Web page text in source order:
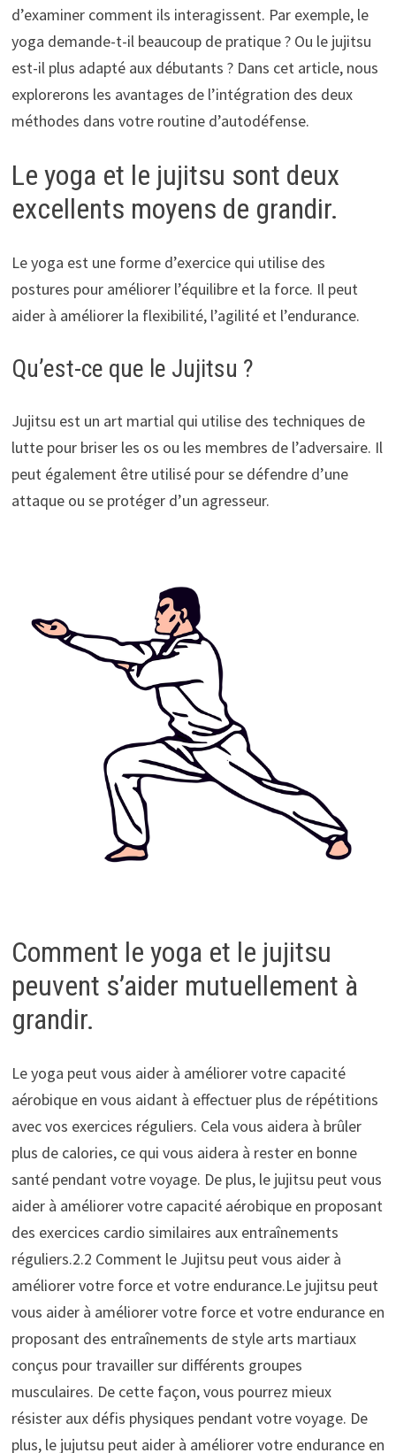
d’examiner comment ils interagissent. Par exemple, le
yoga demande-t-il beaucoup de pratique ? Ou le jujitsu
est-il plus adapté aux débutants ? Dans cet article, nous
explorerons les avantages de l’intégration des deux
méthodes dans votre routine d’autodéfense.
Le yoga et le jujitsu sont deux
excellents moyens de grandir.
Le yoga est une forme d’exercice qui utilise des
postures pour améliorer l’équilibre et la force. Il peut
aider à améliorer la flexibilité, l’agilité et l’endurance.
Qu’est-ce que le Jujitsu ?
Jujitsu est un art martial qui utilise des techniques de
lutte pour briser les os ou les membres de l’adversaire. Il
peut également être utilisé pour se défendre d’une
attaque ou se protéger d’un agresseur.
Comment le yoga et le jujitsu
peuvent s’aider mutuellement à
grandir.
Le yoga peut vous aider à améliorer votre capacité
aérobique en vous aidant à effectuer plus de répétitions
avec vos exercices réguliers. Cela vous aidera à brûler
plus de calories, ce qui vous aidera à rester en bonne
santé pendant votre voyage. De plus, le jujitsu peut vous
aider à améliorer votre capacité aérobique en proposant
des exercices cardio similaires aux entraînements
réguliers.2.2 Comment le Jujitsu peut vous aider à
améliorer votre force et votre endurance.Le jujitsu peut
vous aider à améliorer votre force et votre endurance en
proposant des entraînements de style arts martiaux
conçus pour travailler sur différents groupes
musculaires. De cette façon, vous pourrez mieux
résister aux défis physiques pendant votre voyage. De
plus, le jujutsu peut aider à améliorer votre endurance en